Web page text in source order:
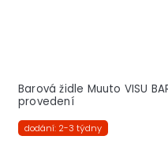
Barová židle Muuto VISU
provedení
dodání: 2-3 týdny